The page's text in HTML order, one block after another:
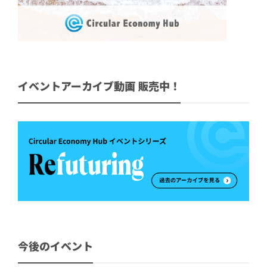
イベントアーカイブ動画 販売中！
今後のイベント